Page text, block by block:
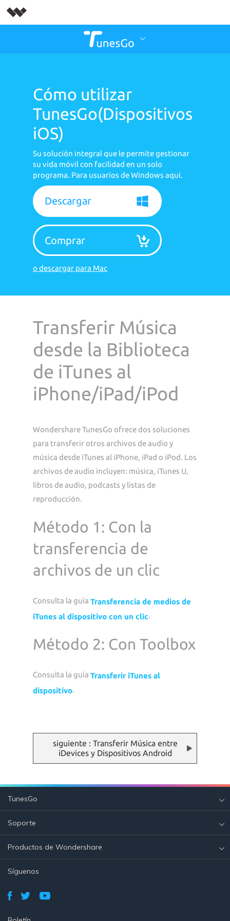
Cómo utilizar
TunesGo(Dispositivos
iOS)
Su solución integral que le permite gestionar
su vida móvil con facilidad en un solo
programa. Para usuarios de Windows aquí.
Descargar
Comprar
o descargar para Mac
Transferir Música
desde la Biblioteca
de iTunes al
iPhone/iPad/iPod
Wondershare TunesGo ofrece dos soluciones
para transferir otros archivos de audio y
música desde iTunes al iPhone, iPad o iPod. Los
archivos de audio incluyen: música, iTunes U,
libros de audio, podcasts y listas de
reproducción.
Método 1: Con la
transferencia de
archivos de un clic
Consulta la guía Transferencia de medios de
iTunes al dispositivo con un clic.
Método 2: Con Toolbox
Consulta la guía Transferir iTunes al
dispositivo.
siguiente : Transferir Música entre
iDevices y Dispositivos Android
TunesGo
Soporte
Productos de Wondershare
Síguenos